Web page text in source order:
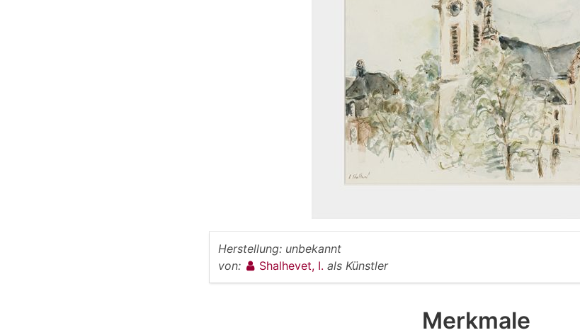
Herstellung: unbekannt
von:
Shalhevet, I. als Künstler
Merkmale